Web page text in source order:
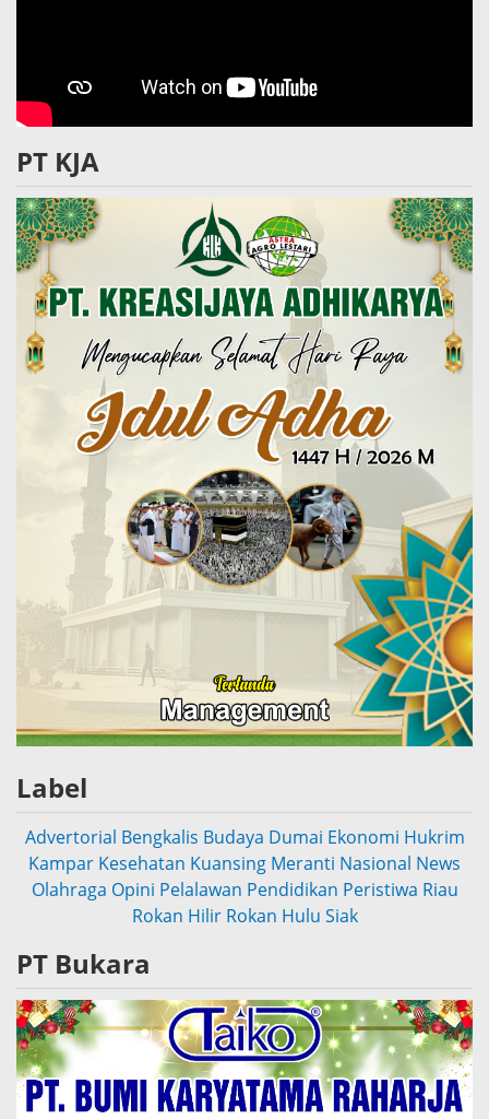
PT KJA
Label
Advertorial Bengkalis Budaya Dumai Ekonomi Hukrim
Kampar Kesehatan Kuansing Meranti Nasional News
Olahraga Opini Pelalawan Pendidikan Peristiwa Riau
Rokan Hilir Rokan Hulu Siak
PT Bukara